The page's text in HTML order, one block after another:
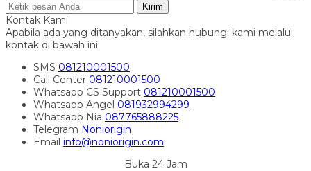
Kirim
Kontak Kami
Apabila ada yang ditanyakan, silahkan hubungi kami melalui
kontak di bawah ini.
SMS 081210001500
Call Center 081210001500
Whatsapp CS Support 081210001500
Whatsapp Angel 081932994299
Whatsapp Nia 087765888225
Telegram Noniorigin
Email info@noniorigin.com
Buka 24 Jam